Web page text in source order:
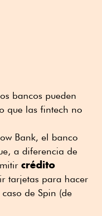
bancos pueden
que las fintech no
Bank, el banco
a diferencia de
crédito
tarjetas para hacer
de Spin (de